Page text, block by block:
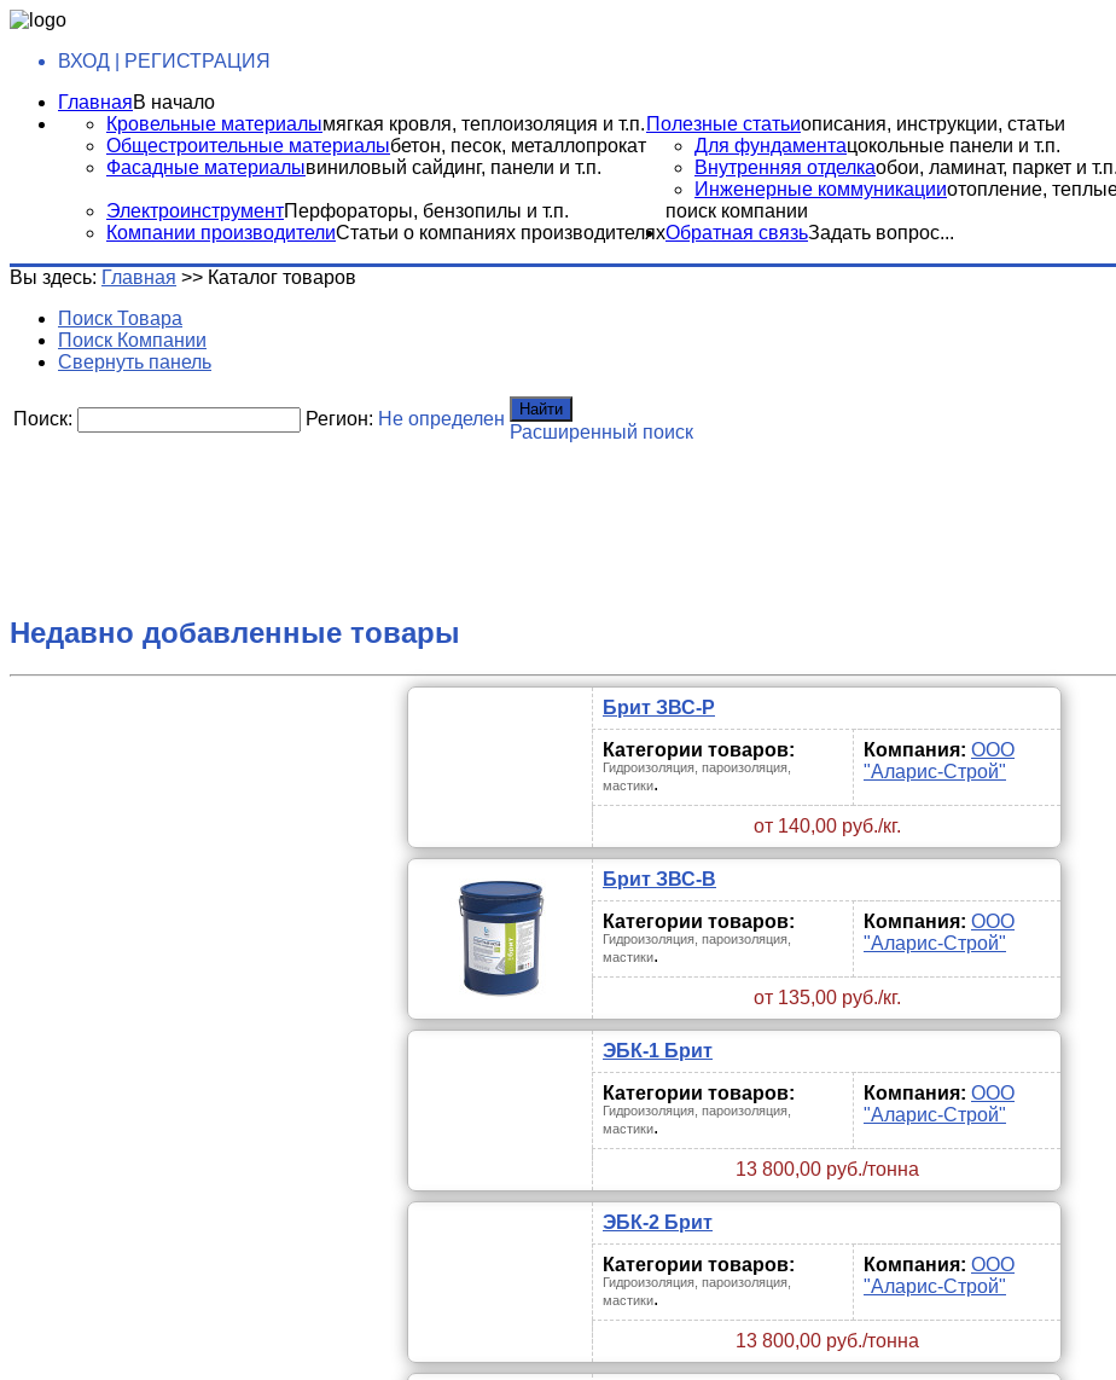
ВХОД | РЕГИСТРАЦИЯ
ГлавнаяВ начало
Полезные статьиописания, инструкции, статьи
Кровельные материалымягкая кровля, теплоизоляция и т.п.
Общестроительные материалыбетон, песок, металлопрокат
Фасадные материалывиниловый сайдинг, панели и т.п.
Для фундаментацокольные панели и т.п.
Внутренняя отделкаобои, ламинат, паркет и т.п.
Инженерные коммуникацииотопление,
ЭлектроинструментПерфораторы, бензопилы и т.п.
Компании производителиСтатьи о компаниях производителях
поиск компании
Обратная связьЗадать вопрос...
Вы здесь: Главная >> Каталог товаров
Поиск Товара
Поиск Компании
Свернуть панель
Поиск: Регион: Не определен Найти
Расширенный поиск
Недавно добавленные товары
Брит ЗВС-Р
Категории товаров:
Гидроизоляция, пароизоляция,
мастики.
Компания: ООО
"Аларис-Строй"
от 140,00 руб./кг.
Брит ЗВС-В
Категории товаров:
Гидроизоляция, пароизоляция,
мастики.
Компания: ООО
"Аларис-Строй"
от 135,00 руб./кг.
ЭБК-1 Брит
Категории товаров:
Гидроизоляция, пароизоляция,
мастики.
Компания: ООО
"Аларис-Строй"
13 800,00 руб./тонна
ЭБК-2 Брит
Категории товаров:
Гидроизоляция, пароизоляция,
мастики.
Компания: ООО
"Аларис-Строй"
13 800,00 руб./тонна